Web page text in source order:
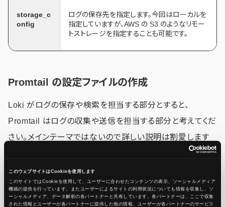
このウェブサイトはCookieを使用します
このサイトではCookieを使用して、ユーザーに合わせたコンテンツの表示、ソーシャルメディア
機能の提供を行っています。またユーザーによるサイトの利用状況についても情報を収集し、ソ
ーシャルメディア、データ解析の各パートナーと共有しています。各パートナーは、ここで収集
された情報とユーザーが各パートナーに提供した他の情報、ユーザーが各パートナーのサービス
storage_c
onfig
ログの保存先を指定します。今回はローカルを
指定していますが、AWS の S3 のようなリモー
トストレージを指定することも可能です。
Promtail の設定ファイルの作成
Loki がログの保存や検索を担当する部分とすると、
Promtail はログの収集や送信を担当する部分と考えてくだ
さい。メインテーマではないので詳しい説明は割愛します
が、Loki とセットで使われることが多いツールです。
promtail-config.yml を同様に作成してください。